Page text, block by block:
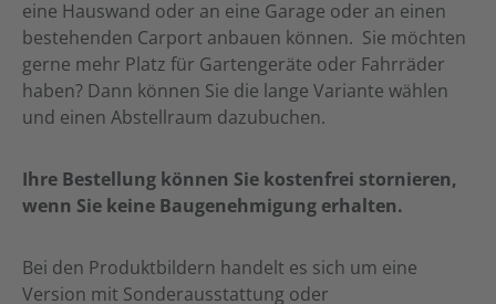
eine Hauswand oder an eine Garage oder an einen
bestehenden Carport anbauen können. Sie möchten
gerne mehr Platz für Gartengeräte oder Fahrräder
haben? Dann können Sie die lange Variante wählen
und einen Abstellraum dazubuchen.
Ihre Bestellung können Sie kostenfrei stornieren,
wenn Sie keine Baugenehmigung erhalten.
Bei den Produktbildern handelt es sich um eine
Version mit Sonderausstattung oder